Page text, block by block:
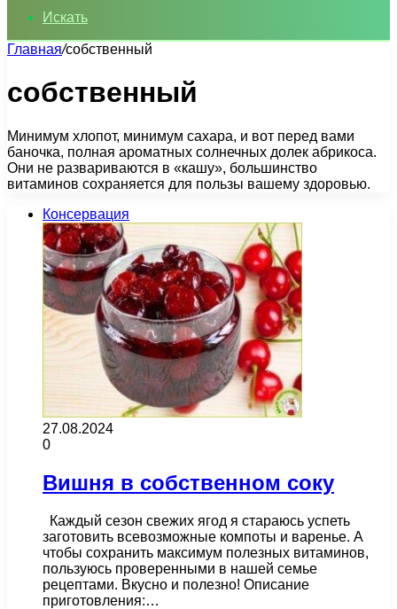
Искать
Главная/собственный
собственный
Минимум хлопот, минимум сахара, и вот перед вами
баночка, полная ароматных солнечных долек абрикоса.
Они не развариваются в «кашу», большинство
витаминов сохраняется для пользы вашему здоровью.
Консервация
27.08.2024
0
Вишня в собственном соку
Каждый сезон свежих ягод я стараюсь успеть
заготовить всевозможные компоты и варенье. А
чтобы сохранить максимум полезных витаминов,
пользуюсь проверенными в нашей семье
рецептами. Вкусно и полезно! Описание
приготовления:…